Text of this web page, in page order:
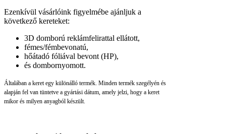
Ezenkívül vásárlóink figyelmébe ajánljuk a
következő kereteket:
3D domború reklámfelirattal ellátott,
fémes/fémbevonatú,
hőátadó fóliával bevont (HP),
és dombornyomott.
Általában a keret egy különálló termék. Minden termék szegélyén és
alapján fel van tüntetve a gyártási dátum, amely jelzi, hogy a keret
mikor és milyen anyagból készült.